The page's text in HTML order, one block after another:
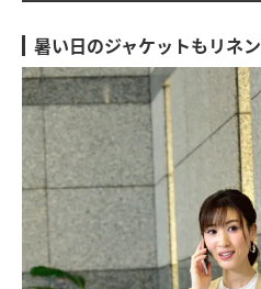
暑い日のジャケットもリネ